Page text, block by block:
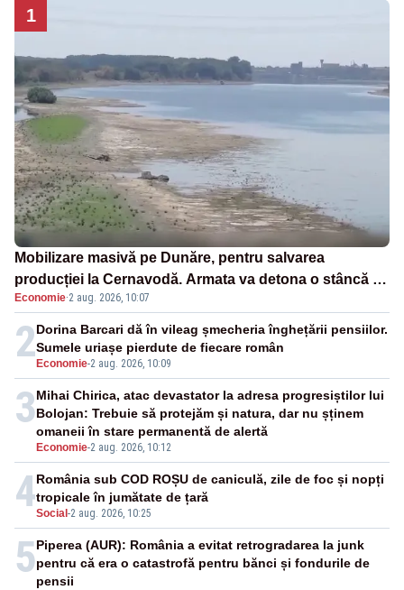
1
Mobilizare masivă pe Dunăre, pentru salvarea
producției la Cernavodă. Armata va detona o stâncă și
va devia apa fluviului - IMAGINI AERIENE
Economie·2 aug. 2026, 10:07
2 Economie-2 aug. 2026, 10:09
Dorina Barcari dă în vileag șmecheria înghețării pensiilor.
Sumele uriașe pierdute de fiecare român
3
Economie-2 aug. 2026, 10:12
Mihai Chirica, atac devastator la adresa progresiștilor lui
Bolojan: Trebuie să protejăm și natura, dar nu șținem
omaneii în stare permanentă de alertă
4Social -2 aug. 2026, 10:25
România sub COD ROȘU de caniculă, zile de foc și nopți
tropicale în jumătate de țară
5Piperea (AUR): România a evitat retrogradarea la junk
pentru că era o catastrofă pentru bănci și fondurile de
pensii